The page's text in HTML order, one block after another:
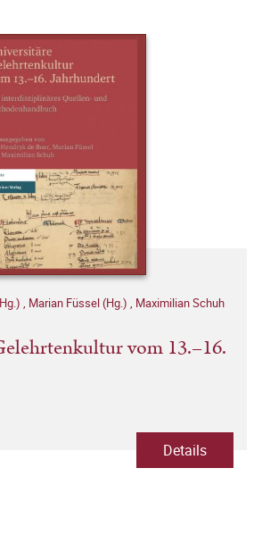
Marian Füssel (Hg.)
Maximilian Schuh
vom 13.–16.
Details